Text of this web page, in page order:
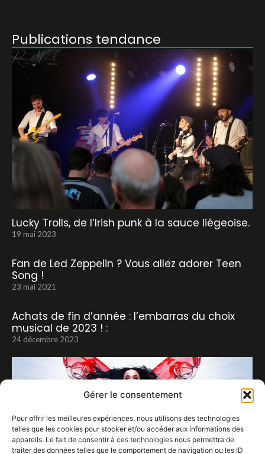
Gérer le consentement
Pour offrir les meilleures expériences, nous utilisons des technologies
telles que les cookies pour stocker et/ou accéder aux informations des
appareils. Le fait de consentir à ces technologies nous permettra de
traiter des données telles que le comportement de navigation ou les ID
Publications tendance
Lucky Trolls, de l’Irish punk à la sauce liégeoise.
19 mai 2023
Fan de Led Zeppelin ? Vous allez adorer Teen
Song !
23 mai 2021
Achats de fin d’année : l’embarras du choix
musical de 2023 ! :
24 décembre 2023